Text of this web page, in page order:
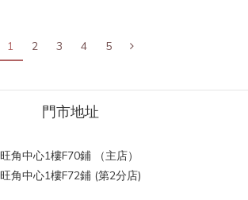
1 2 3 4 5
門市地址
旺角中心1樓F70鋪 （主店）
旺角中心1樓F72鋪 (第2分店)